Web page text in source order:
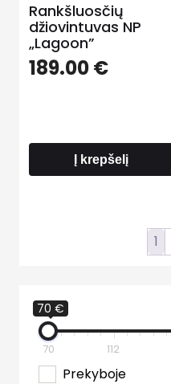
70 €
70 112
Prekyboje
Rankšluosčių
džiovintuvas NP
„Lagoon”
189.00€
Į krepšelį
1